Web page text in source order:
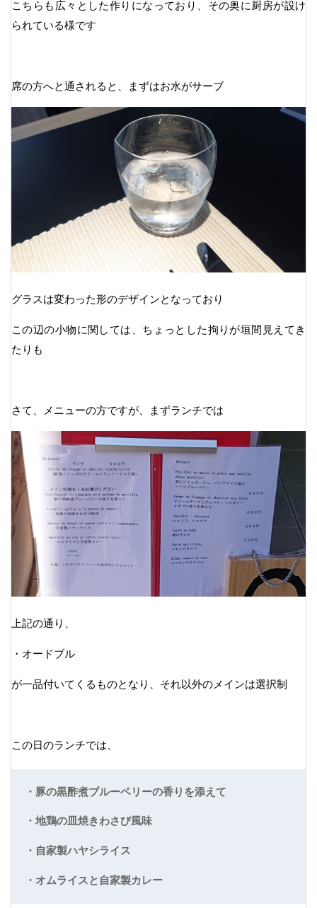
こちらも広々とした作りになっており、その奥に厨房が設け
られている様です
席の方へと通されると、まずはお水がサーブ
グラスは変わった形のデザインとなっており
この辺の小物に関しては、ちょっとした拘りが垣間見えてき
たりも
さて、メニューの方ですが、まずランチでは
上記の通り、
・オードブル
が一品付いてくるものとなり、それ以外のメインは選択制
この日のランチでは、
・豚の黒酢煮ブルーベリーの香りを添えて
・地鶏の皿焼きわさび風味
・自家製ハヤシライス
・オムライスと自家製カレー